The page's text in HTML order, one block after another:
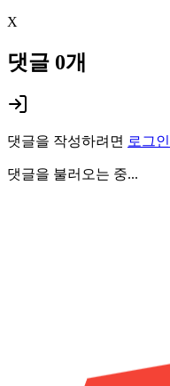
X
댓글 0개
댓글을 작성하려면 로그인
댓글을 불러오는 중...